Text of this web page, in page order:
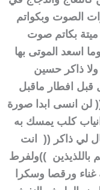
الصوت وبكواتم
بكاتم صوت
اسعد الموتى بها
ولا ذاكر حسين
قبل افطار ماقبل
لن انسى ابدا صورة
كلب يمسك به
لي ذاكر (( انت
))ولفرط
ورقصا وسكرا